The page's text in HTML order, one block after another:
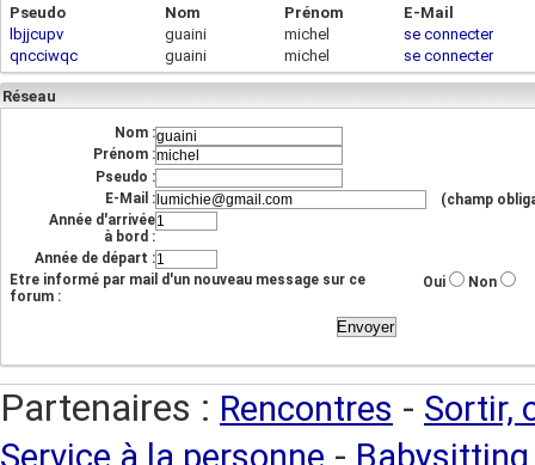
Pseudo Nom Prénom
E-Mail
lbjjcupv
guaini michel
se connecter
qncciwqc
guaini michel se connecter
Réseau
Nom :
Prénom :
Pseudo :
E-Mail :
(champ
Année d'arrivée
à bord :
Année de départ :
Etre informé par mail d'un nouveau message sur ce
forum :
Oui Non
Partenaires : Rencontres - Sortir,
Service à la personne - Babysitting